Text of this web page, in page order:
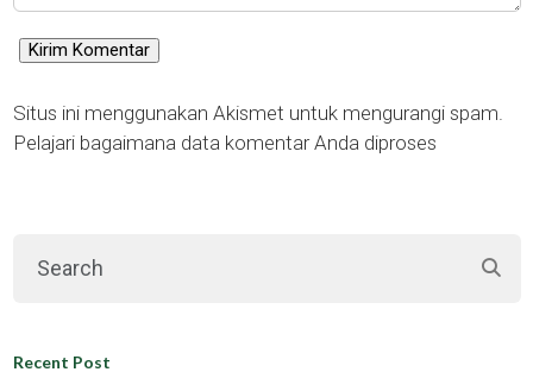
Situs ini menggunakan Akismet untuk mengurangi spam.
Pelajari bagaimana data komentar Anda diproses
Recent Post